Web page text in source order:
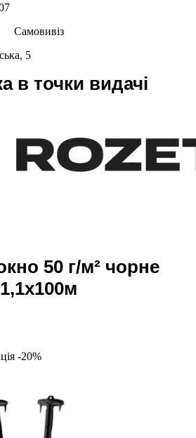
Самовивіз
5
в точки видачі
50 г/м² чорне
1,1х100м
-20%